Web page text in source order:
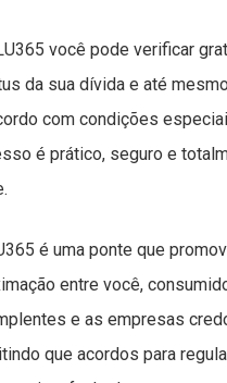
você pode verificar
da sua dívida e até
com condições
é prático, seguro e
é uma ponte que
entre você,
e as empresas
que acordos para